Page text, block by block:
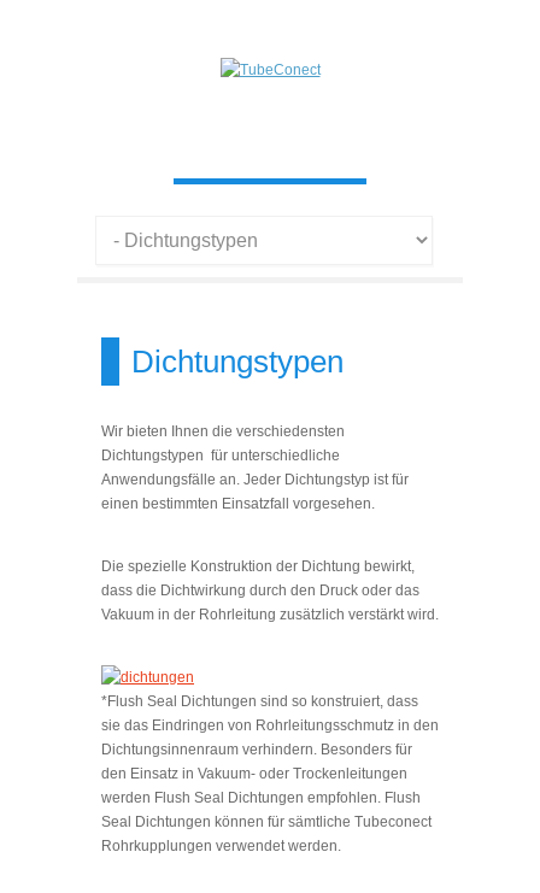
Dichtungstypen
Wir bieten Ihnen die verschiedensten
Dichtungstypen für unterschiedliche
Anwendungsfälle an. Jeder Dichtungstyp ist für
einen bestimmten Einsatzfall vorgesehen.
Die spezielle Konstruktion der Dichtung bewirkt,
dass die Dichtwirkung durch den Druck oder das
Vakuum in der Rohrleitung zusätzlich verstärkt wird.
*Flush Seal Dichtungen sind so konstruiert, dass
sie das Eindringen von Rohrleitungsschmutz in den
Dichtungsinnenraum verhindern. Besonders für
den Einsatz in Vakuum- oder Trockenleitungen
werden Flush Seal Dichtungen empfohlen. Flush
Seal Dichtungen können für sämtliche Tubeconect
Rohrkupplungen verwendet werden.